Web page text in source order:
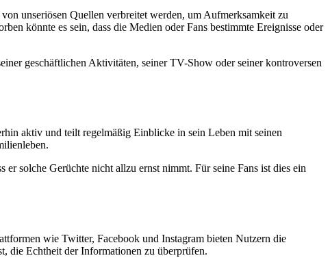
unseriösen Quellen verbreitet werden, um Aufmerksamkeit zu
könnte es sein, dass die Medien oder Fans bestimmte Ereignisse oder
geschäftlichen Aktivitäten, seiner TV-Show oder seiner kontroversen
aktiv und teilt regelmäßig Einblicke in sein Leben mit seinen
solche Gerüchte nicht allzu ernst nimmt. Für seine Fans ist dies ein
wie Twitter, Facebook und Instagram bieten Nutzern die
die Echtheit der Informationen zu überprüfen.